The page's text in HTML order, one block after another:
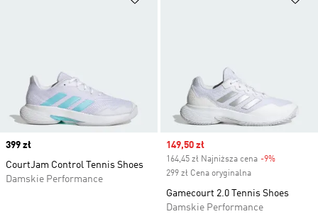
Price
399 zł
CourtJam Control Tennis Shoes
Damskie Performance
Sale price
149,50 zł
164,45 zł Najniższa cena -9%
299 zł Cena oryginalna
Gamecourt 2.0 Tennis Shoes
Damskie Performance